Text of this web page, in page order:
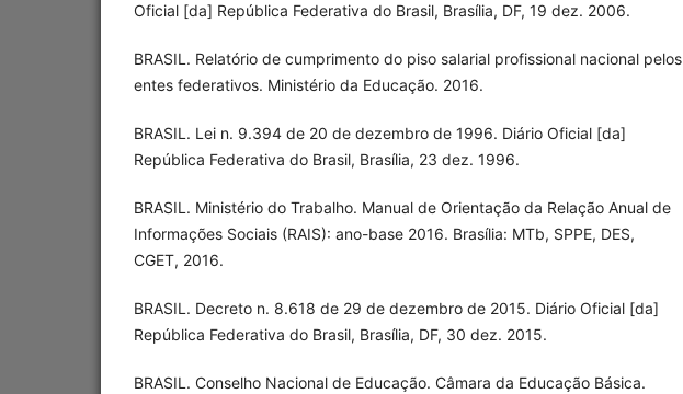
Oficial [da] República Federativa do Brasil, Brasília, DF, 19 dez. 2006.
BRASIL. Relatório de cumprimento do piso salarial profissional nacional pelos
entes federativos. Ministério da Educação. 2016.
BRASIL. Lei n. 9.394 de 20 de dezembro de 1996. Diário Oficial [da]
República Federativa do Brasil, Brasília, 23 dez. 1996.
BRASIL. Ministério do Trabalho. Manual de Orientação da Relação Anual de
Informações Sociais (RAIS): ano-base 2016. Brasília: MTb, SPPE, DES,
CGET, 2016.
BRASIL. Decreto n. 8.618 de 29 de dezembro de 2015. Diário Oficial [da]
República Federativa do Brasil, Brasília, DF, 30 dez. 2015.
BRASIL. Conselho Nacional de Educação. Câmara da Educação Básica.